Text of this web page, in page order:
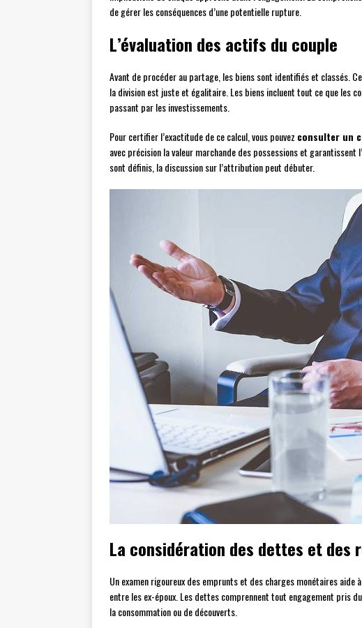
de gérer les conséquences d’une potentielle rupture.
L’évaluation des actifs du couple
Avant de procéder au partage, les biens sont identifiés et classés.
la division est juste et égalitaire. Les biens incluent tout ce que les
passant par les investissements.
Pour certifier l’exactitude de ce calcul, vous pouvez consulter un
avec précision la valeur marchande des possessions et
sont définis, la discussion sur l’attribution peut débuter.
La considération des dettes et des
Un examen rigoureux des emprunts et des charges monétaires
entre les ex-époux. Les dettes comprennent tout engagement pris
la consommation ou de découverts.